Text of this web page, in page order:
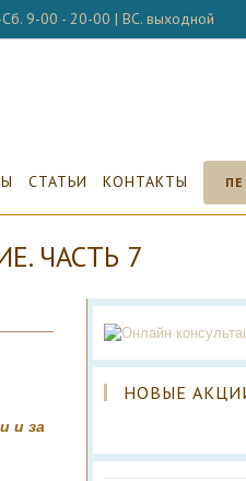
Сб. 9-00 - 20-00 | ВС. выходной
СТАТЬИ КОНТАКТЫ
ЧАСТЬ 7
и за
НОВЫЕ